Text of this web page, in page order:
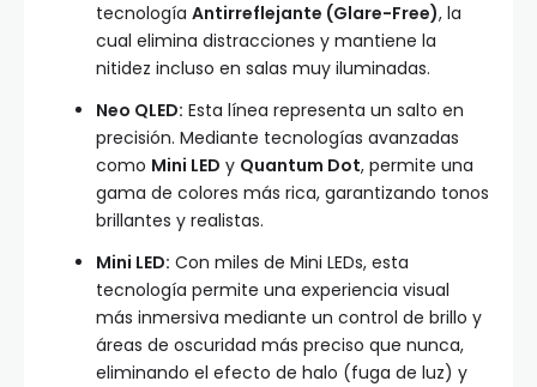
tecnología Antirreflejante (Glare-Free), la
cual elimina distracciones y mantiene la
nitidez incluso en salas muy iluminadas.
Neo QLED: Esta línea representa un salto en
precisión. Mediante tecnologías avanzadas
como Mini LED y Quantum Dot, permite una
gama de colores más rica, garantizando tonos
brillantes y realistas.
Mini LED: Con miles de Mini LEDs, esta
tecnología permite una experiencia visual
más inmersiva mediante un control de brillo y
áreas de oscuridad más preciso que nunca,
eliminando el efecto de halo (fuga de luz) y